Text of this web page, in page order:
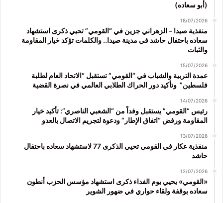
(أبو سعاده)
18/07/2026
منفذية صيدا – الزهراني جزين في “القومي” تحيي ذكرى استشهاد
سعاده باحتفال حاشد في مدينة صيدا.. والكلمات تؤكد خيار المقاومة
والثبات
15/07/2026
عمدة التربية والشباب في “القومي” تستقبل “الاتحاد العام لطلبة
فلسطين” وتأكيد دور الحراك الطلابي العالمي في نصرة القضية
14/07/2026
رئيس “القومي” يستقبل وفداً من “الشعبي الناصري”: تأكيد خيار
المقاومة ورفض “اتفاق الإطار” ودعوة لتجريم الاتصال بالعدو
13/07/2026
منفذية عكار في القومي تحيي الذكرى 77 لاستشهاد سعاده باحتفال
حاشد
12/07/2026
«القومي» يحيي يوم الفداء ذكرى استشهاد مؤسس الحزب أنطون
سعاده بوقفة ولقاء حواري في ضهور الشوير